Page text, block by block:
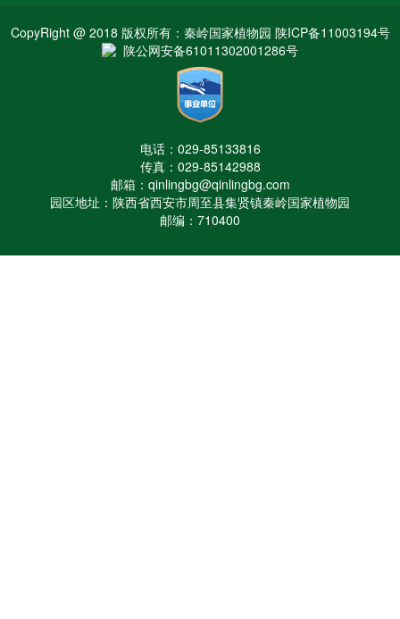
CopyRight @ 2018 版权所有：秦岭国家植物园 陕ICP备11003194号
陕公网安备61011302001286号
电话：029-85133816
传真：029-85142988
邮箱：qinlingbg@qinlingbg.com
园区地址：陕西省西安市周至县集贤镇秦岭国家植物园
邮编：710400